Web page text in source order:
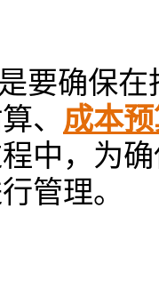
要确保
、 成本
中，为
管理。